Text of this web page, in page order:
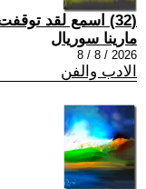
(32) اسمع لقد توقفت على ان تمطر 2
مارينا سوريال
2026 / 8 / 8
الادب والفن